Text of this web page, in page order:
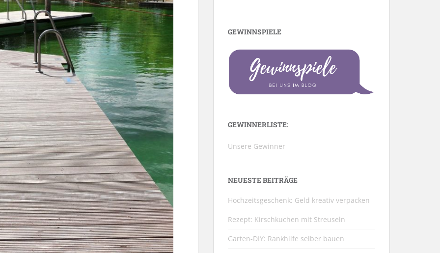
GEWINNSPIELE
GEWINNERLISTE:
Unsere Gewinner
NEUESTE BEITRÄGE
Hochzeitsgeschenk: Geld kreativ verpacken
Rezept: Kirschkuchen mit Streuseln
Garten-DIY: Rankhilfe selber bauen